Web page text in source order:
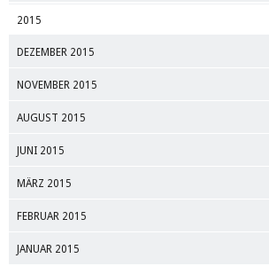
2015
DEZEMBER 2015
NOVEMBER 2015
AUGUST 2015
JUNI 2015
MÄRZ 2015
FEBRUAR 2015
JANUAR 2015